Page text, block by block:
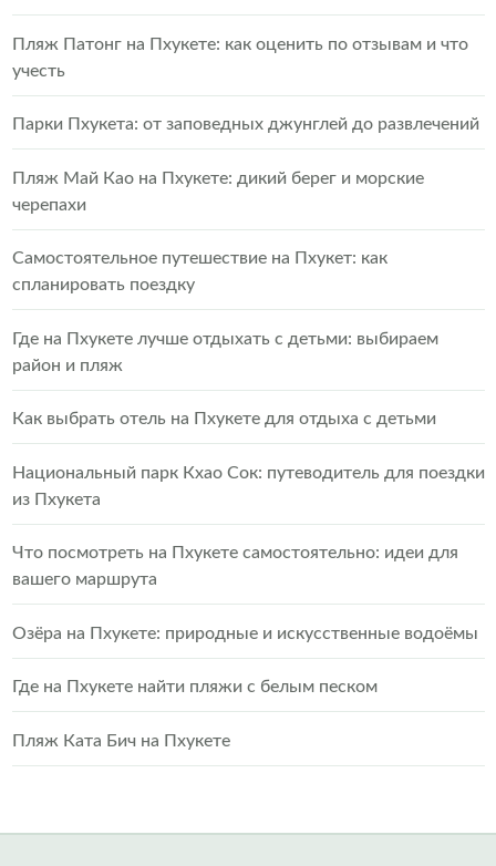
Пляж Патонг на Пхукете: как оценить по отзывам и что
учесть
Парки Пхукета: от заповедных джунглей до развлечений
Пляж Май Као на Пхукете: дикий берег и морские
черепахи
Самостоятельное путешествие на Пхукет: как
спланировать поездку
Где на Пхукете лучше отдыхать с детьми: выбираем
район и пляж
Как выбрать отель на Пхукете для отдыха с детьми
Национальный парк Кхао Сок: путеводитель для поездки
из Пхукета
Что посмотреть на Пхукете самостоятельно: идеи для
вашего маршрута
Озёра на Пхукете: природные и искусственные водоёмы
Где на Пхукете найти пляжи с белым песком
Пляж Ката Бич на Пхукете